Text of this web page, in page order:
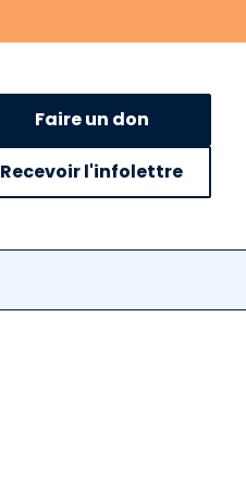
Faire un don
Recevoir l'infolettre